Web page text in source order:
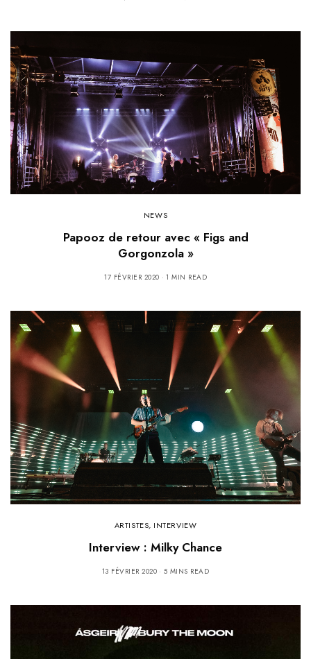
NEWS
Papooz de retour avec « Figs and
Gorgonzola »
17 FÉVRIER 2020 1 MIN READ
ARTISTES, INTERVIEW
Interview : Milky Chance
13 FÉVRIER 2020 5 MINS READ